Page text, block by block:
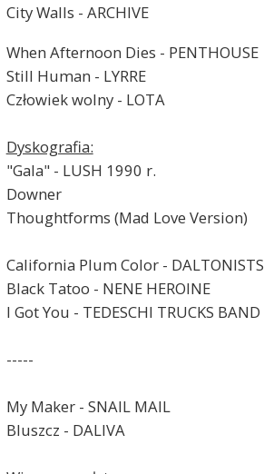
City Walls - ARCHIVE
When Afternoon Dies - PENTHOUSE
Still Human - LYRRE
Człowiek wolny - LOTA
Dyskografia:
"Gala" - LUSH 1990 r.
Downer
Thoughtforms (Mad Love Version)
California Plum Color - DALTONISTS
Black Tatoo - NENE HEROINE
I Got You - TEDESCHI TRUCKS BAND
-----
My Maker - SNAIL MAIL
Bluszcz - DALIVA